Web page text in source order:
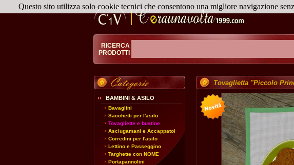
RICERCA
PRODOTTI
BAMBINI & ASILO
Bavaglini
Sacchetti per l'asilo
Tovagliette e bustine
Asciugamani e Accappatoi
Corredini per l'asilo
Lettino e Passeggino
Targhette con NOME
Portapannolini
Tovaglietta "Piccolo
Questo sito utilizza solo cookie tecnici che consentono una migliore navigazione